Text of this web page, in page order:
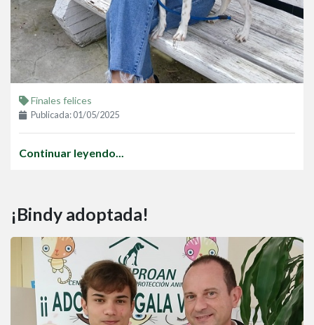
Finales felices
Publicada: 01/05/2025
Continuar leyendo...
¡Bindy adoptada!